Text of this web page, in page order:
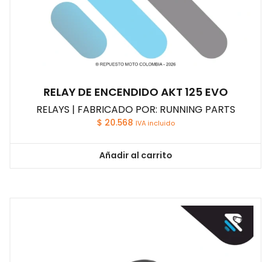
RELAY DE ENCENDIDO AKT 125 EVO
RELAYS | FABRICADO POR: RUNNING PARTS
$ 20.568 IVA incluido
Añadir al carrito